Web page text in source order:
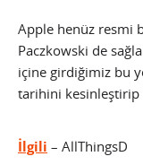
Apple henüz resmi
Paczkowski de
içine girdiğimiz bu
tarihini kesinleştirip
İlgili – AllThingsD